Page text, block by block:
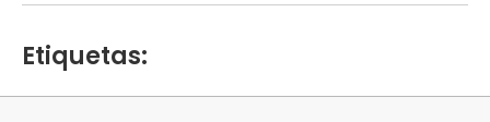
Etiquetas: